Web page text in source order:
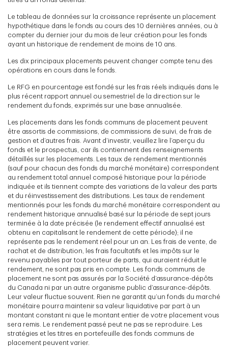
Le tableau de données sur la croissance représente un placement
hypothétique dans le fonds au cours des 10 dernières années, ou à
compter du dernier jour du mois de leur création pour les fonds
ayant un historique de rendement de moins de 10 ans.
Les dix principaux placements peuvent changer compte tenu des
opérations en cours dans le fonds.
Le RFG en pourcentage est fondé sur les frais réels indiqués dans le
plus récent rapport annuel ou semestriel de la direction sur le
rendement du fonds, exprimés sur une base annualisée.
Les placements dans les fonds communs de placement peuvent
être assortis de commissions, de commissions de suivi, de frais de
gestion et d’autres frais. Avant d’investir, veuillez lire l’aperçu du
fonds et le prospectus, car ils contiennent des renseignements
détaillés sur les placements. Les taux de rendement mentionnés
(sauf pour chacun des fonds du marché monétaire) correspondent
au rendement total annuel composé historique pour la période
indiquée et ils tiennent compte des variations de la valeur des parts
et du réinvestissement des distributions. Les taux de rendement
mentionnés pour les fonds du marché monétaire correspondent au
rendement historique annualisé basé sur la période de sept jours
terminée à la date précisée (le rendement effectif annualisé est
obtenu en capitalisant le rendement de cette période); il ne
représente pas le rendement réel pour un an. Les frais de vente, de
rachat et de distribution, les frais facultatifs et les impôts sur le
revenu payables par tout porteur de parts, qui auraient réduit le
rendement, ne sont pas pris en compte. Les fonds communs de
placement ne sont pas assurés par la Société d’assurance-dépôts
du Canada ni par un autre organisme public d’assurance-dépôts.
Leur valeur fluctue souvent. Rien ne garantit qu’un fonds du marché
monétaire pourra maintenir sa valeur liquidative par part à un
montant constant ni que le montant entier de votre placement vous
sera remis. Le rendement passé peut ne pas se reproduire. Les
stratégies et les titres en portefeuille des fonds communs de
placement peuvent varier.